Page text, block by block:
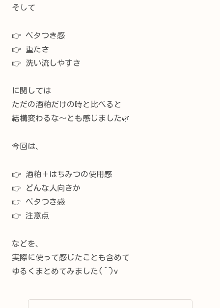
そして
👉 ベタつき感
👉 重たさ
👉 洗い流しやすさ
に関しては
ただの酒粕だけの時と比べると
結構変わるな〜とも感じました🌿
今回は、
👉 酒粕＋はちみつの使用感
👉 どんな人向きか
👉 ベタつき感
👉 注意点
などを、
実際に使って感じたことも含めて
ゆるくまとめてみました(
)v